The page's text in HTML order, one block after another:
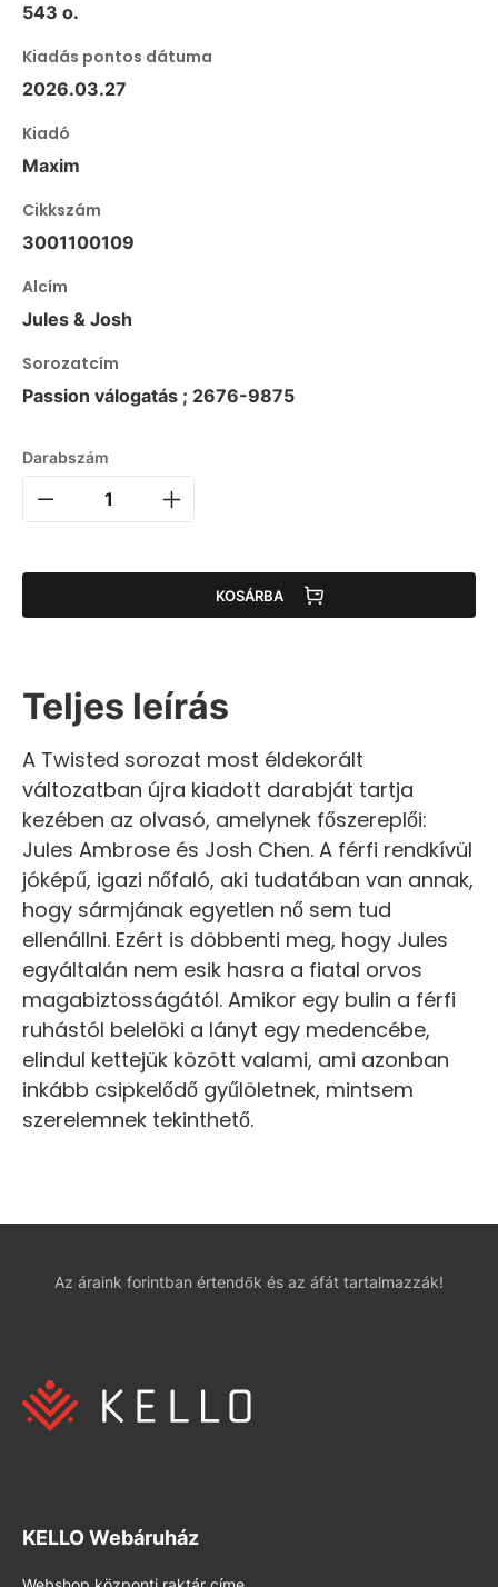
543 o.
Kiadás pontos dátuma
2026.03.27
Kiadó
Maxim
Cikkszám
3001100109
Alcím
Jules & Josh
Sorozatcím
Passion válogatás ; 2676-9875
Darabszám
KOSÁRBA
Teljes leírás
A Twisted sorozat most éldekorált
változatban újra kiadott darabját tartja
kezében az olvasó, amelynek főszereplői:
Jules Ambrose és Josh Chen. A férfi rendkívül
jóképű, igazi nőfaló, aki tudatában van annak,
hogy sármjának egyetlen nő sem tud
ellenállni. Ezért is döbbenti meg, hogy Jules
egyáltalán nem esik hasra a fiatal orvos
magabiztosságától. Amikor egy bulin a férfi
ruhástól belelöki a lányt egy medencébe,
elindul kettejük között valami, ami azonban
inkább csipkelődő gyűlöletnek, mintsem
szerelemnek tekinthető.
Az áraink forintban értendők és az áfát tartalmazzák!
KELLO Webáruház